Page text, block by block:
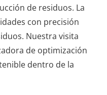
de residuos. La
con precisión
Nuestra visita
de optimización
dentro de la